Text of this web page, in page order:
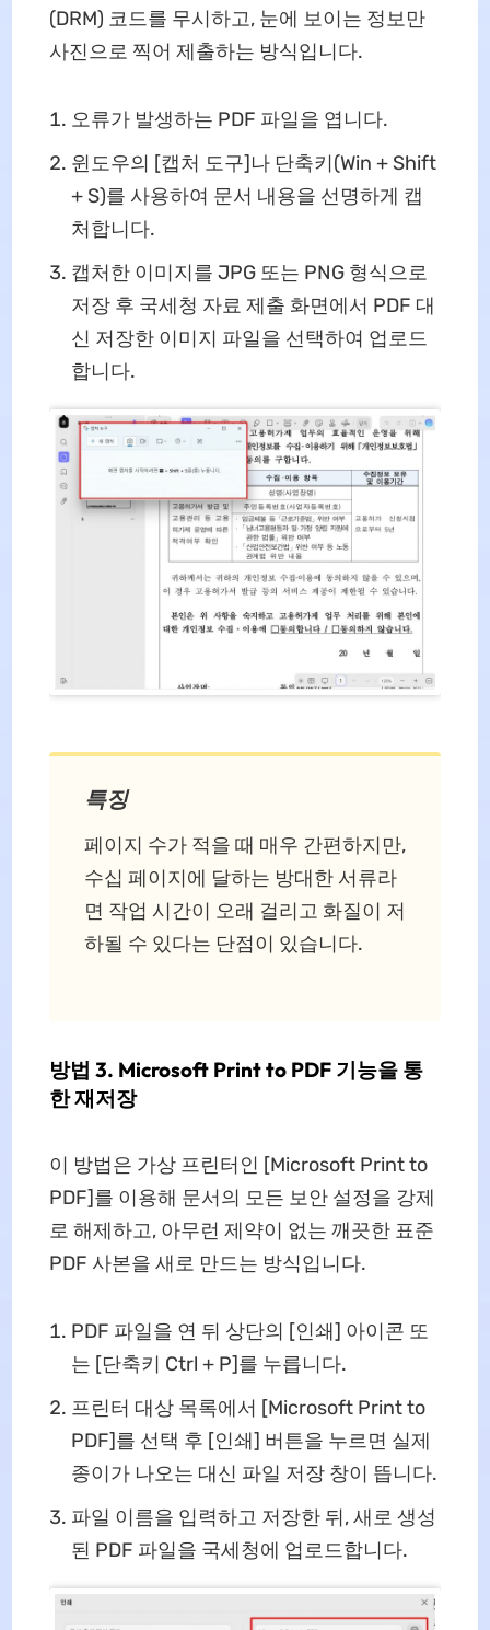
(DRM) 코드를 무시하고, 눈에 보이는 정보만
사진으로 찍어 제출하는 방식입니다.
오류가 발생하는 PDF 파일을 엽니다.
윈도우의 [캡처 도구]나 단축키(Win + Shift
+ S)를 사용하여 문서 내용을 선명하게 캡
처합니다.
캡처한 이미지를 JPG 또는 PNG 형식으로
저장 후 국세청 자료 제출 화면에서 PDF 대
신 저장한 이미지 파일을 선택하여 업로드
합니다.
특징
페이지 수가 적을 때 매우 간편하지만,
수십 페이지에 달하는 방대한 서류라
면 작업 시간이 오래 걸리고 화질이 저
하될 수 있다는 단점이 있습니다.
방법 3. Microsoft Print to PDF 기능을 통
한 재저장
이 방법은 가상 프린터인 [Microsoft Print to
PDF]를 이용해 문서의 모든 보안 설정을 강제
로 해제하고, 아무런 제약이 없는 깨끗한 표준
PDF 사본을 새로 만드는 방식입니다.
PDF 파일을 연 뒤 상단의 [인쇄] 아이콘 또
는 [단축키 Ctrl + P]를 누릅니다.
프린터 대상 목록에서 [Microsoft Print to
PDF]를 선택 후 [인쇄] 버튼을 누르면 실제
종이가 나오는 대신 파일 저장 창이 뜹니다.
파일 이름을 입력하고 저장한 뒤, 새로 생성
된 PDF 파일을 국세청에 업로드합니다.